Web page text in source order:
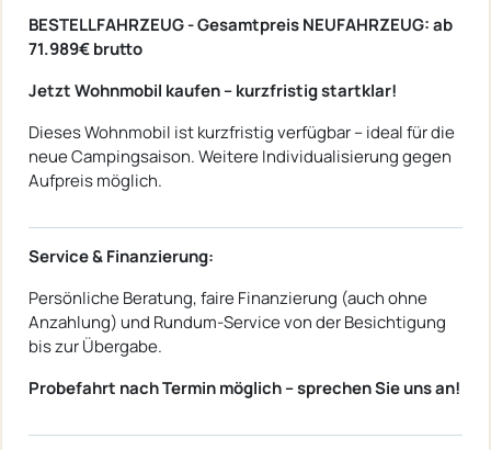
BESTELLFAHRZEUG - Gesamtpreis NEUFAHRZEUG: ab
71.989€ brutto
Jetzt Wohnmobil kaufen – kurzfristig startklar!
Dieses Wohnmobil ist kurzfristig verfügbar – ideal für die
neue Campingsaison. Weitere Individualisierung gegen
Aufpreis möglich.
Service & Finanzierung:
Persönliche Beratung, faire Finanzierung (auch ohne
Anzahlung) und Rundum-Service von der Besichtigung
bis zur Übergabe.
Probefahrt nach Termin möglich – sprechen Sie uns an!